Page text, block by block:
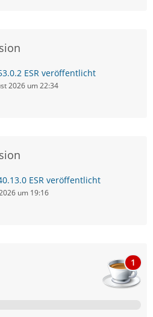
ESR veröffentlicht
2026 um 22:34
ESR veröffentlicht
um 19:16
1